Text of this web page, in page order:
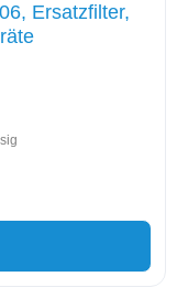
Ersatzfilter,